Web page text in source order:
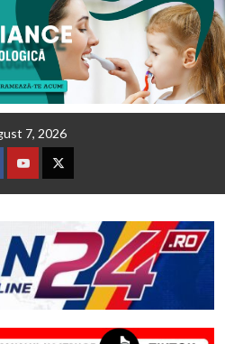
7, 2026
YoutubeTwitter